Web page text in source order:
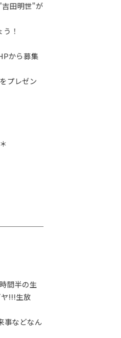
田明世"が
！
から募集
プレゼン
間半の生
!!!生放
事などなん